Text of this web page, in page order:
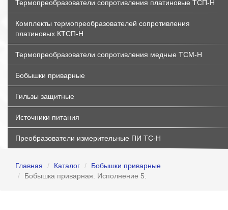
Термопреобразователи сопротивления платиновые ТСП-Н
Комплекты термопреобразователей сопротивления
платиновых КТСП-Н
Термопреобразователи сопротивления медные ТСМ-Н
Бобышки приварные
Гильзы защитные
Источники питания
Преобразователи измерительные ПИ ТС-Н
Главная Каталог
Бобышки приварные
Бобышка приварная. Исполнение 5.